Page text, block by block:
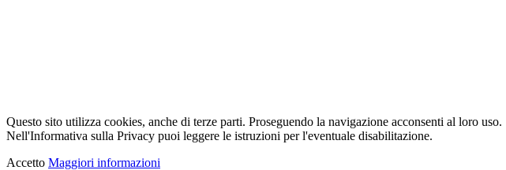
Questo sito utilizza cookies, anche di terze parti. Proseguendo la navigazione acconsenti al loro uso.
Nell'Informativa sulla Privacy puoi leggere le istruzioni per l'eventuale disabilitazione.
Accetto Maggiori informazioni